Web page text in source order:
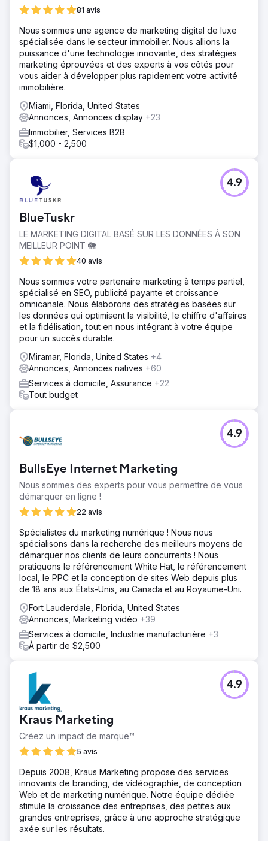
81 avis
Nous sommes une agence de marketing digital de luxe
spécialisée dans le secteur immobilier. Nous allions la
puissance d'une technologie innovante, des stratégies
marketing éprouvées et des experts à vos côtés pour
vous aider à développer plus rapidement votre activité
immobilière.
Miami, Florida, United States
Annonces, Annonces display +23
Immobilier, Services B2B
$1,000 - 2,500
BlueTuskr
LE MARKETING DIGITAL BASÉ SUR LES DONNÉES À SON
MEILLEUR POINT 🐘
40 avis
4.9
Nous sommes votre partenaire marketing à temps partiel,
spécialisé en SEO, publicité payante et croissance
omnicanale. Nous élaborons des stratégies basées sur
les données qui optimisent la visibilité, le chiffre d'affaires
et la fidélisation, tout en nous intégrant à votre équipe
pour un succès durable.
Miramar, Florida, United States +4
Annonces, Annonces natives +60
Services à domicile, Assurance +22
Tout budget
BullsEye Internet Marketing
Nous sommes des experts pour vous permettre de vous
démarquer en ligne !
22 avis
4.9
Spécialistes du marketing numérique ! Nous nous
spécialisons dans la recherche des meilleurs moyens de
démarquer nos clients de leurs concurrents ! Nous
pratiquons le référencement White Hat, le référencement
local, le PPC et la conception de sites Web depuis plus
de 18 ans aux États-Unis, au Canada et au Royaume-Uni.
Fort Lauderdale, Florida, United States
Annonces, Marketing vidéo +39
Services à domicile, Industrie manufacturière +3
À partir de $2,500
Kraus Marketing
Créez un impact de marque™
5 avis
4.9
Depuis 2008, Kraus Marketing propose des services
innovants de branding, de vidéographie, de conception
Web et de marketing numérique. Notre équipe dédiée
stimule la croissance des entreprises, des petites aux
grandes entreprises, grâce à une approche stratégique
axée sur les résultats.